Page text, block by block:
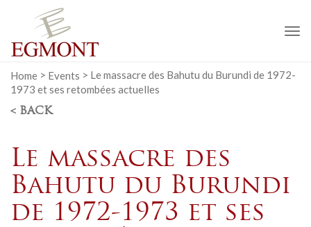
Home > Events > Le massacre des Bahutu du Burundi de 1972-
1973 et ses retombées actuelles
< BACK
Le massacre des
Bahutu du Burundi
de 1972-1973 et ses